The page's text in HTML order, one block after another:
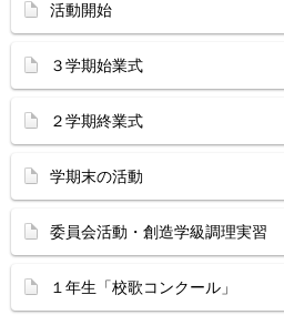
活動開始
３学期始業式
２学期終業式
学期末の活動
委員会活動・創造学級調理実習
１年生「校歌コンクール」